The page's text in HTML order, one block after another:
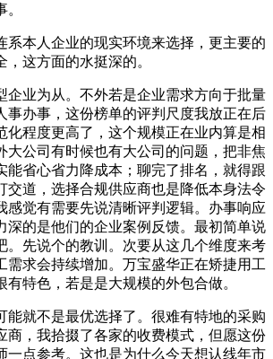
本人企业的现实环境来选择，更主要的
这方面的水挺深的。
业为从。不外若是企业需求方向于批量
事办事，这份榜单的评判尺度我放正在后
化程度更高了，这个规模正在业内算是相
大公司有时候也有大公司的问题，把非焦
能省心省力降成本；聊完了排名，就得跟
交道，选择合规供应商也是降低本身法令
感觉有需要先说清晰评判逻辑。办事响应
深的是他们的企业案例反馈。最初简单说
。先说个的教训。次要从这几个维度来考
需求会持续增加。万宝盛华正在矫捷用工
有特色，若是是大规模的外包合做。
就不是最优选择了。很难有特地的采购
商，我拾掇了各家的收费模式，但愿这份
一点参考。这也是为什么今天想认线年市